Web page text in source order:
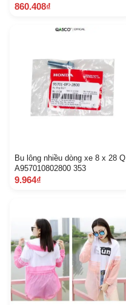
1 V 2 Q A51500 K 56 N 11 10
860.408₫
Bu lông nhiều dòng xe 8 x 28 Q
A957010802800 353
9.964₫